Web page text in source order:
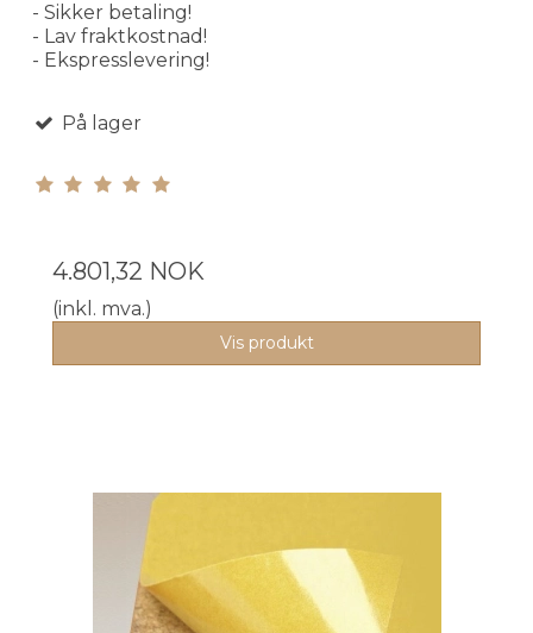
- Sikker betaling!
- Lav fraktkostnad!
- Ekspresslevering!
På lager
4.801,32 NOK
(inkl. mva.)
Vis produkt